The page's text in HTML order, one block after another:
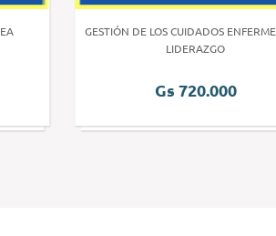
GESTIÓN DE LOS CUIDADOS
LIDERAZGO
Gs 720.000